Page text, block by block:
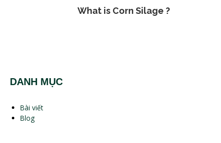
What is Corn Silage ?
DANH MỤC
Bài viết
Blog